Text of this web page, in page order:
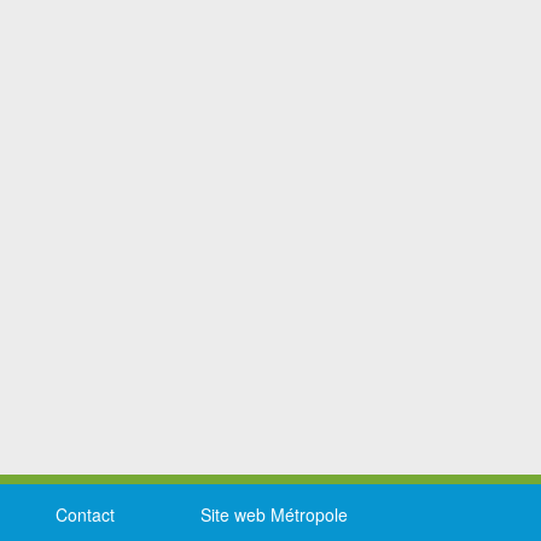
Contact Site web Métropole